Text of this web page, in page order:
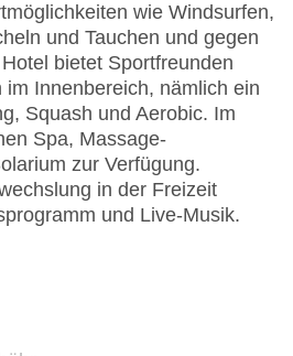
wie Windsurfen,
und Tauchen und gegen
bietet Sportfreunden
Innenbereich, nämlich ein
Squash und Aerobic. Im
Spa, Massage-
zur Verfügung.
in der Freizeit
und Live-Musik.